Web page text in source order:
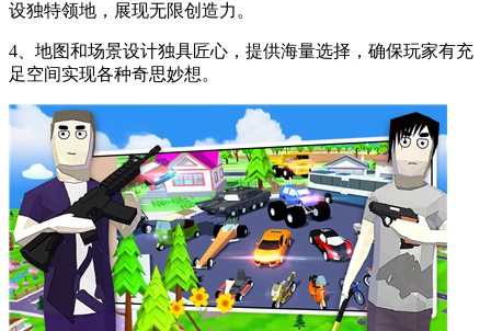
设独特领地，展现无限创造力。
4、地图和场景设计独具匠心，提供海量选择，确保玩家有充
足空间实现各种奇思妙想。